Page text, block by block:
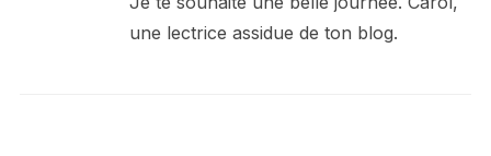
une lectrice assidue de ton blog.